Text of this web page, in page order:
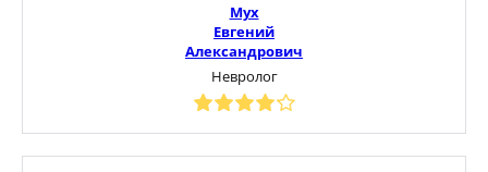
Мух
Евгений
Александрович
Невролог